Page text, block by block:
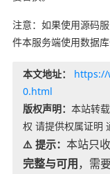
注意：如果使用源码
件本服务端使用数据库
本文地址：
https://
0.html
版权声明： 本站转
权 请提供权属证明
⚠️ 提示： 本站只
完整与可用，需